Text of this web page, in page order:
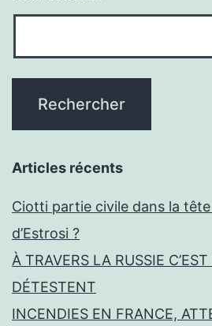
Articles récents
Ciotti partie civile dans la
d’Estrosi ?
À TRAVERS LA RUSSIE
DÉTESTENT
INCENDIES EN FRANCE,